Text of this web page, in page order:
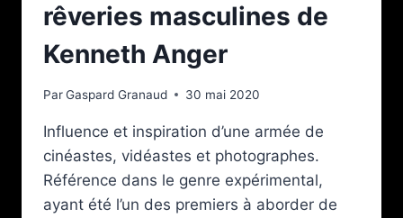
rêveries masculines de
Kenneth Anger
ParGaspard Granaud 30 mai 2020
Influence et inspiration d’une armée de
cinéastes, vidéastes et photographes.
Référence dans le genre expérimental,
ayant été l’un des premiers à aborder de